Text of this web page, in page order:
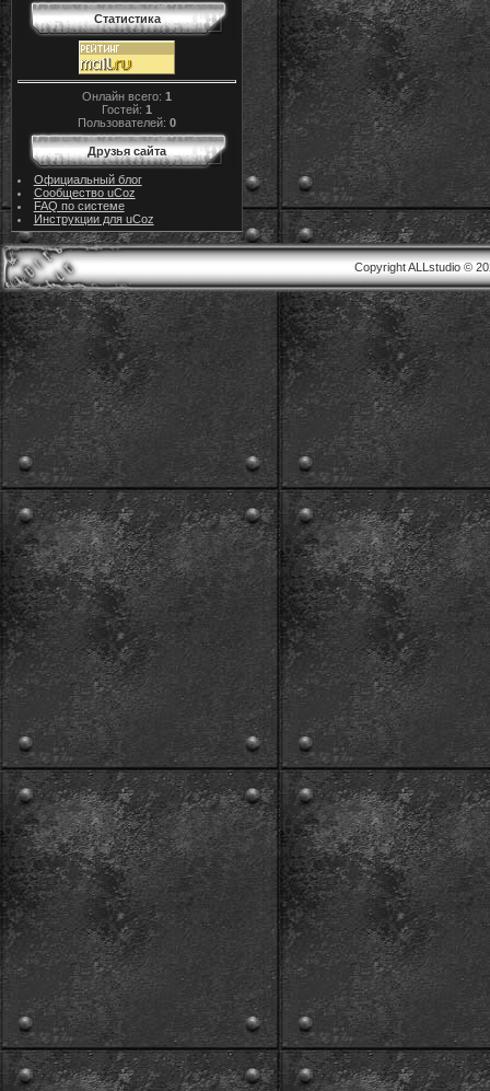
Статистика
Онлайн всего: 1
Гостей: 1
Пользователей: 0
Друзья сайта
Официальный блог
Сообщество uCoz
FAQ по системе
Инструкции для uCoz
Copyright ALLstudio ©